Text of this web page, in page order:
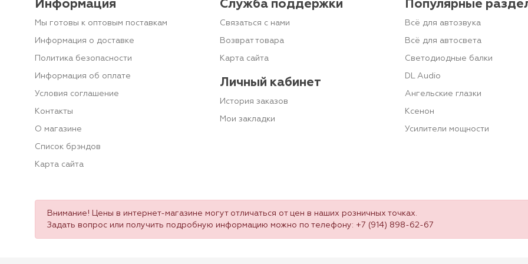
Информация
Мы готовы к оптовым поставкам
Информация о доставке
Политика безопасности
Информация об оплате
Условия соглашение
Контакты
О магазине
Список брэндов
Карта сайта
Служба поддержки
Связаться с нами
Возврат товара
Карта сайта
Личный кабинет
История заказов
Мои закладки
Популярные
Всё для автозвука
Всё для автосвета
Светодиодные балки
DL Audio
Ангельские глазки
Ксенон
Усилители мощности
Внимание! Цены в интернет-магазине могут отличаться от цен в наших розничных точках.
Задать вопрос или получить подробную информацию можно по телефону: +7 (914) 898-62-67